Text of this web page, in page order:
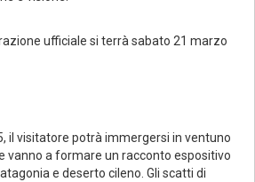
ufficiale si terrà sabato 21 marzo
il visitatore potrà immergersi in ventuno
vanno a formare un racconto espositivo
e deserto cileno. Gli scatti di